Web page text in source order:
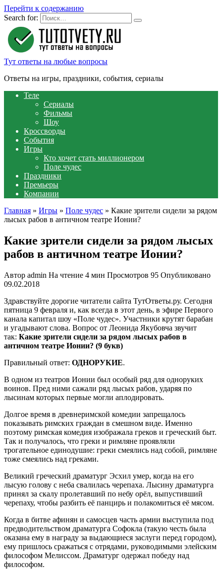
Перейти к содержанию
Search for:
Тут ответы на любые вопросы
Ответы на игры, праздники, события, сериалы
Теле
Сериалы
Фильмы
Шоу
Кроссворды
События
Игры
Кто хочет стать миллионером
Поле чудес
Праздники
Премьеры
Компании
Главная » Игры » Поле чудес » Какие зрители сидели за рядом
лысых рабов в античном театре Ионии?
Какие зрители сидели за рядом лысых
рабов в античном театре Ионии?
Автор admin На чтение 4 мин Просмотров 95 Опубликовано
09.02.2018
Здравствуйте дорогие читатели сайта ТутОтветы.ру. Сегодня
пятница 9 февраля и, как всегда в этот день, в эфире Первого
канала капитал шоу «Поле чудес». Участники крутят барабан
и угадывают слова. Вопрос от Леонида Якубовча звучит
так: Какие зрители сидели за рядом лысых рабов в
античном театре Ионии? (9 букв)
Правильный ответ: ОДНОРУКИЕ.
В одном из театров Ионии был особый ряд для одноруких
воинов. Пред ними сажали ряд лысых рабов, ударяя по
лысинам которых первые могли аплодировать.
Долгое время в древнеримской комедии запрещалось
показывать римских граждан в смешном виде. Именно
поэтому римская комедия изображала греков и греческий быт.
Так и получалось, что греки и римляне проявляли
трогательное единодушие: греки смеялись над собой, римляне
тоже смеялись над греками.
Великий греческий драматург Эсхил умер, когда на его
лысую голову с неба свалилась черепаха. Лысину драматурга
принял за скалу пролетавший по небу орёл, выпустивший
черепаху, чтобы разбить её панцирь и полакомиться её мясом.
Когда в битве афинян и самосцев часть армии выступила под
предводительством драматурга Софокла (такую честь была
оказана ему в награду за выдающиеся заслуги перед городом),
ему пришлось сражаться с отрядами, руководимыми элейским
философом Мелиссом. Драматург одержал победу над
философом.